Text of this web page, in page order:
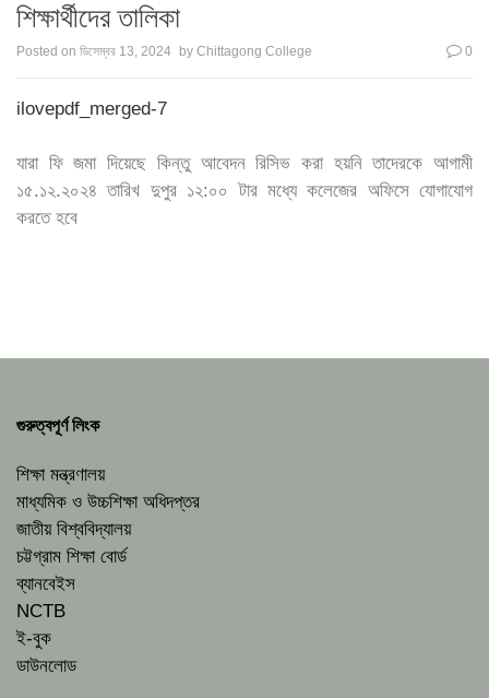
শিক্ষার্থীদের তালিকা
Posted on ডিসেম্বর 13, 2024 by Chittagong College 0
ilovepdf_merged-7
যারা ফি জমা দিয়েছে কিন্তু আবেদন রিসিভ করা হয়নি তাদেরকে আগামী
১৫.১২.২০২৪ তারিখ দুপুর ১২:০০ টার মধ্যে কলেজের অফিসে যোগাযোগ
করতে হবে
গুরুত্বপূর্ণ লিংক
শিক্ষা মন্ত্রণালয়
মাধ্যমিক ও উচ্চশিক্ষা অধিদপ্তর
জাতীয় বিশ্ববিদ্যালয়
চট্টগ্রাম শিক্ষা বোর্ড
ব্যানবেইস
NCTB
ই-বুক
ডাউনলোড